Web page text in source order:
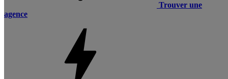
Trouver une
agence